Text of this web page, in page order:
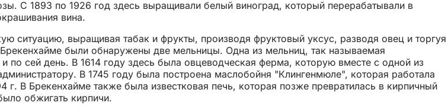
С 1893 по 1926 год здесь выращивали белый виноград, который перерабатывали в
вина.
ситуацию, выращивая табак и фрукты, производя фруктовый уксус, разводя овец и торгуя
были обнаружены две мельницы. Одна из мельниц, так называемая
сей день. В 1614 году здесь была овцеводческая ферма, которую вместе с одной из
В 1745 году была построена маслобойня "Клингенмюле", которая работала
В Брекенхайме также была известковая печь, которая позже превратилась в кирпичный
обжигать кирпичи.